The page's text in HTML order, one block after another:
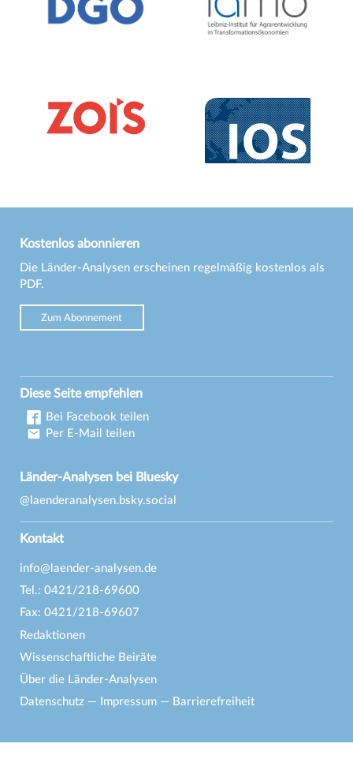
Kostenlos abonnieren
Die Länder-Analysen erscheinen regelmäßig kostenlos als
PDF.
Zum Abonnement
Diese Seite empfehlen
Bei Facebook teilen
Per E-Mail teilen
Länder-Analysen bei Bluesky
@laenderanalysen.bsky.social
Kontakt
info@laender-analysen.de
Tel.: 0421/218-69600
Fax: 0421/218-69607
Redaktionen
Wissenschaftliche Beiräte
Über die Länder-Analysen
Datenschutz— Impressum— Barrierefreiheit